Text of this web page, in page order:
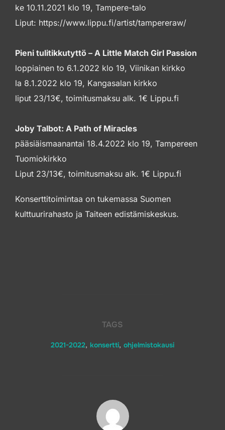
ke 10.11.2021 klo 19, Tampere-talo
Liput: https://www.lippu.fi/artist/tampereraw/
Pieni tulitikkutyttö – A Little Match Girl Passion
loppiainen to 6.1.2022 klo 19, Viinikan kirkko
la 8.1.2022 klo 19, Kangasalan kirkko
liput 23/13€, toimitusmaksu alk. 1€ Lippu.fi
Joby Talbot: A Path of Miracles
pääsiäismaanantai 18.4.2022 klo 19, Tampereen
Tuomiokirkko
Liput 23/13€, toimitusmaksu alk. 1€ Lippu.fi
Konserttitoimintaa on tukemassa Suomen
kulttuurirahasto ja Taiteen edistämiskeskus.
TAGS
2021-2022, konsertti, ohjelmistokausi
POST AUTHOR